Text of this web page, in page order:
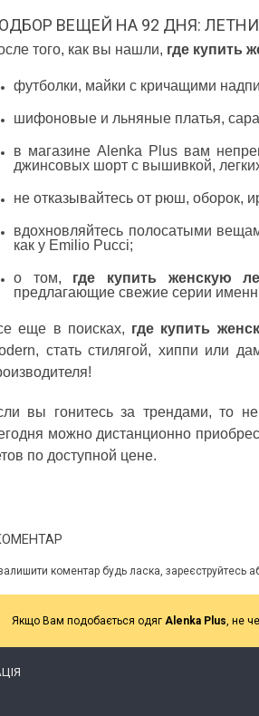
ВЕЩЕЙ НА 92 ДНЯ:
того, как вы нашли, где купить
футболки, майки с кричащими
шифоновые и льняные платья,
в магазине Alenka Plus вам
джинсовых шорт с вышивкой,
не отказывайтесь от рюш, оборок,
вдохновляйтесь полосатыми
как у Emilio Pucci;
о том, где купить женскую
предлагающие свежие серии
еще в поисках, где купить
стать стилягой, хиппи или
вы гонитесь за трендами, то
можно дистанционно
по доступной цене.
коментар будь ласка, зареєструйтесь
Якщо Вам подобається одяг Alenka Plus, не